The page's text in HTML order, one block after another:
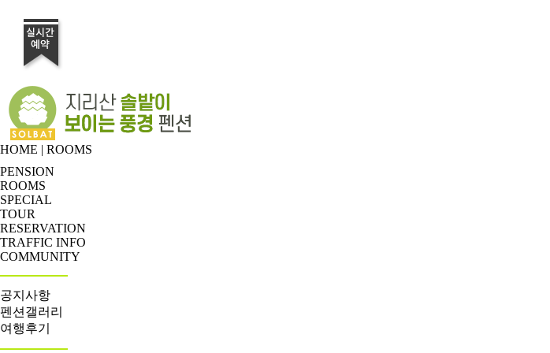
HOME | ROOMS
PENSION
ROOMS
SPECIAL
TOUR
RESERVATION
TRAFFIC INFO
COMMUNITY
공지사항
펜션갤러리
여행후기